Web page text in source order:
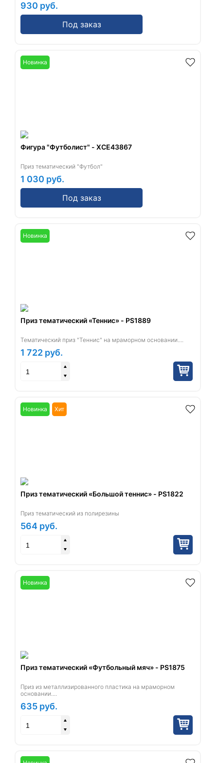
930 руб.
Под заказ
Новинка
Фигура "Футболист" - XCE43867
Приз тематический "Футбол"
1 030 руб.
Под заказ
Новинка
Приз тематический «Теннис» - PS1889
Тематический приз "Теннис" на мраморном основании....
1 722 руб.
Новинка Хит
Приз тематический «Большой теннис» - PS1822
Приз тематический из полирезины
564 руб.
Новинка
Приз тематический «Футбольный мяч» - PS1875
Приз из металлизированного пластика на мраморном
основании....
635 руб.